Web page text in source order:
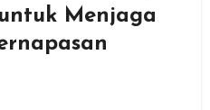
Menjaga